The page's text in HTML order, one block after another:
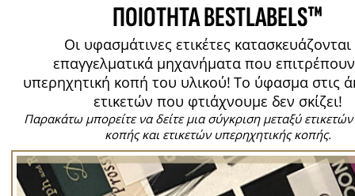
ΠΟΙΟΤΗΤΑ BESTLABELS™
Οι υφασμάτινες ετικέτες
επαγγελματικά μηχανήματα που
υπερηχητική κοπή του υλικού! Το ύφασμα στις
ετικετών που φτιάχνουμε δεν σκίζει!
Παρακάτω μπορείτε να δείτε μια σύγκριση μεταξύ
κοπής και ετικετών υπερηχητικής κοπής.